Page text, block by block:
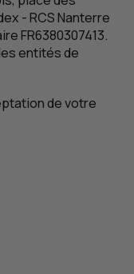
-RCSNanterre
FR6380307413.
entités de
de votre
1